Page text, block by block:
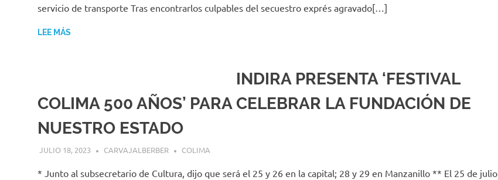
servicio de transporte Tras encontrarlos culpables del secuestro exprés agravado[…]
LEE MÁS
INDIRA PRESENTA ‘FESTIVAL
COLIMA 500 AÑOS’ PARA CELEBRAR LA FUNDACIÓN DE
NUESTRO ESTADO
JULIO 18, 2023 CARVAJALBERBER COLIMA
* Junto al subsecretario de Cultura, dijo que será el 25 y 26 en la capital; 28 y 29 en Manzanillo ** El 25 de julio